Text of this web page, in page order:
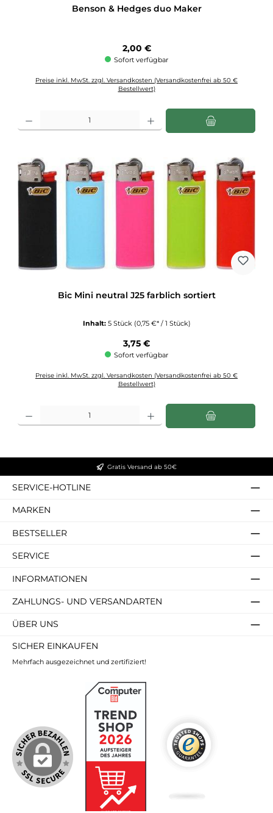
Benson & Hedges duo Maker
Regulärer Preis:
2,00 €
Sofort verfügbar
Preise inkl. MwSt. zzgl. Versandkosten (Versandkostenfrei ab 50 €
Bestellwert)
Produkt Anzahl: Gib den gewünschten Wert ein oder benutze die Schaltflächen
Bic Mini neutral J25 farblich sortiert
Inhalt: 5 Stück (0,75 €* / 1 Stück)
Regulärer Preis:
3,75 €
Sofort verfügbar
Preise inkl. MwSt. zzgl. Versandkosten (Versandkostenfrei ab 50 €
Bestellwert)
Gratis Versand ab 50€
SERVICE-HOTLINE
MARKEN
BESTSELLER
SERVICE
INFORMATIONEN
ZAHLUNGS- UND VERSANDARTEN
ÜBER UNS
SICHER EINKAUFEN
Mehrfach ausgezeichnet und zertifiziert!